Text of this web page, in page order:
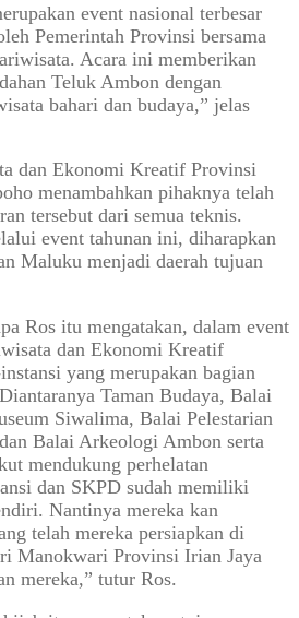
event nasional terbesar
Pemerintah Provinsi bersama
Acara ini memberikan
Teluk Ambon dengan
bahari dan budaya,” jelas
dan Ekonomi Kreatif Provinsi
menambahkan pihaknya telah
tersebut dari semua teknis.
event tahunan ini, diharapkan
Maluku menjadi daerah tujuan
Ros itu mengatakan, dalam event
dan Ekonomi Kreatif
yang merupakan bagian
Taman Budaya, Balai
Siwalima, Balai Pelestarian
Balai Arkeologi Ambon serta
mendukung perhelatan
dan SKPD sudah memiliki
Nantinya mereka kan
telah mereka persiapkan di
Manokwari Provinsi Irian Jaya
mereka,” tutur Ros.